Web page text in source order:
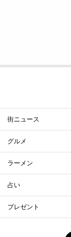
街ニュース
グルメ
ラーメン
占い
プレゼント